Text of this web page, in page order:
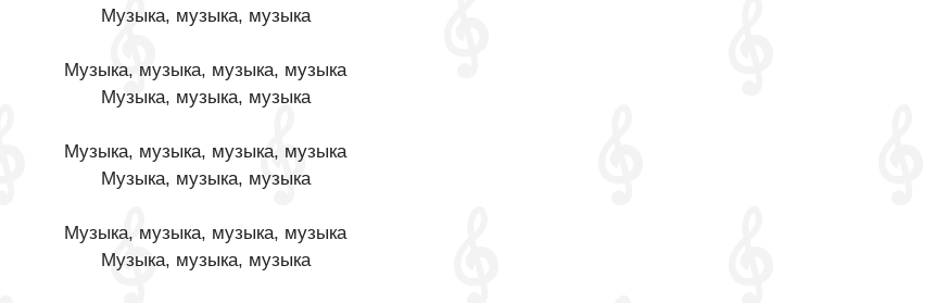
Музыка, музыка, музыка
Музыка, музыка, музыка, музыка
Музыка, музыка, музыка
Музыка, музыка, музыка, музыка
Музыка, музыка, музыка
Музыка, музыка, музыка, музыка
Музыка, музыка, музыка